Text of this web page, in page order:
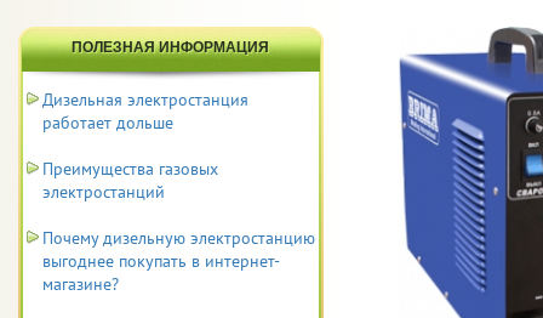
ПОЛЕЗНАЯ ИНФОРМАЦИЯ
Дизельная электростанция
работает дольше
Преимущества газовых
электростанций
Почему дизельную электростанцию
выгоднее покупать в интернет-
магазине?